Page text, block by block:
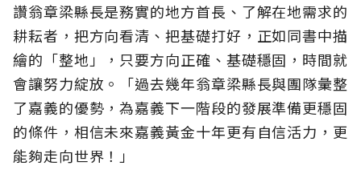
讚翁章梁縣長是務實的地方首長、了解在地需求的
耕耘者，把方向看清、把基礎打好，正如同書中描
繪的「整地」，只要方向正確、基礎穩固，時間就
會讓努力綻放。「過去幾年翁章梁縣長與團隊彙整
了嘉義的優勢，為嘉義下一階段的發展準備更穩固
的條件，相信未來嘉義黃金十年更有自信活力，更
能夠走向世界！」